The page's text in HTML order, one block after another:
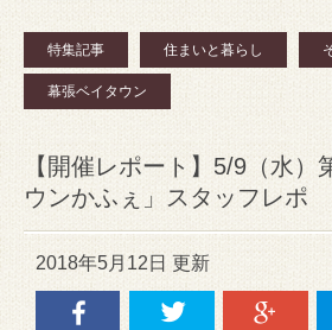
特集記事 住まいと暮らし
幕張ベイタウン
【開催レポート】5/9（水）
ウンかふぇ」スタッフレポ
2018年5月12日 更新